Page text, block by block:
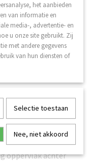
geproduceerd in
Base of Structure
of acryl.
uit
oppervlak achter
het aanbieden
van informatie en
media-, advertentie- en
u onze site gebruikt. Zij
met andere gegevens
van hun diensten of
Selectie toestaan
Nee, niet akkoord